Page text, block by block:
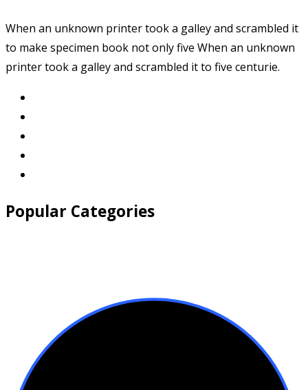
When an unknown printer took a galley and scrambled it
to make specimen book not only five When an unknown
printer took a galley and scrambled it to five centurie.
Popular Categories